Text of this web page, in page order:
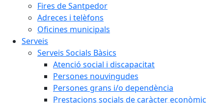
Fires de Santpedor
Adreces i telèfons
Oficines municipals
Serveis
Serveis Socials Bàsics
Atenció social i discapacitat
Persones nouvingudes
Persones grans i/o dependència
Prestacions socials de caràcter econòmic